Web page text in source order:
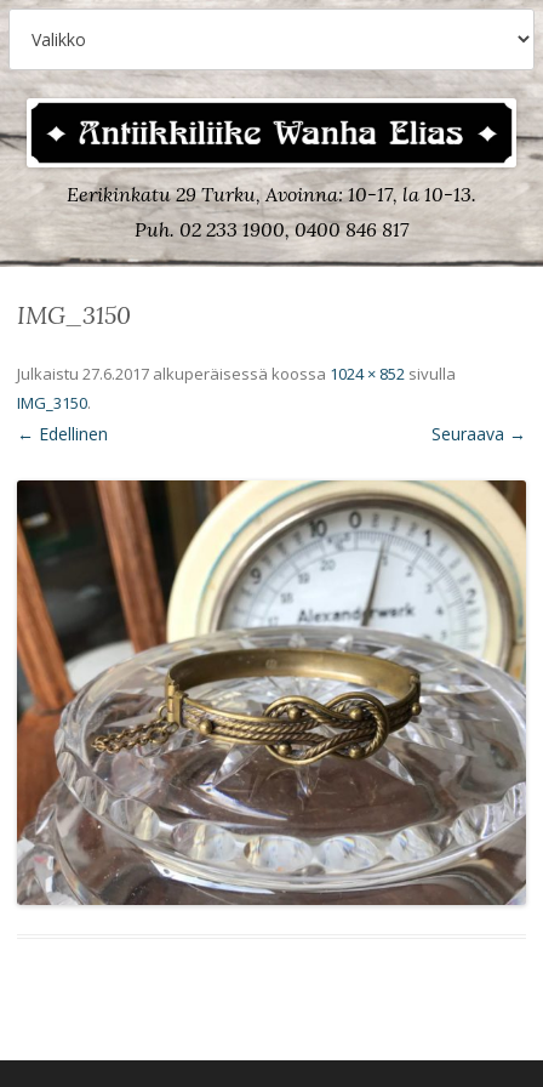
Eerikinkatu 29 Turku, Avoinna: 10-17, la 10-13.
Puh. 02 233 1900, 0400 846 817
IMG_3150
Julkaistu 27.6.2017 alkuperäisessä koossa 1024 × 852 sivulla
IMG_3150.
← Edellinen Seuraava →